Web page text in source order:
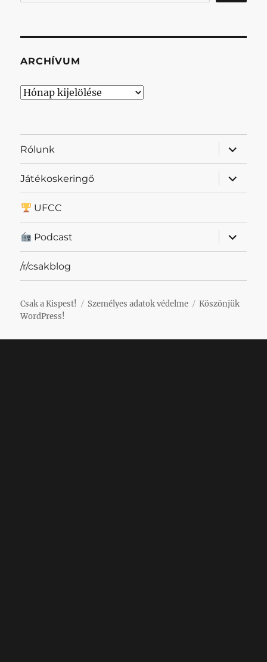
ARCHÍVUM
Archívum
Rólunk
almenü
Játékoskeringő
almenü
UFCC
Podcast
almenü
/r/csakblog
Csak a Kispest! Személyes adatok védelme
Köszönjük
WordPress!